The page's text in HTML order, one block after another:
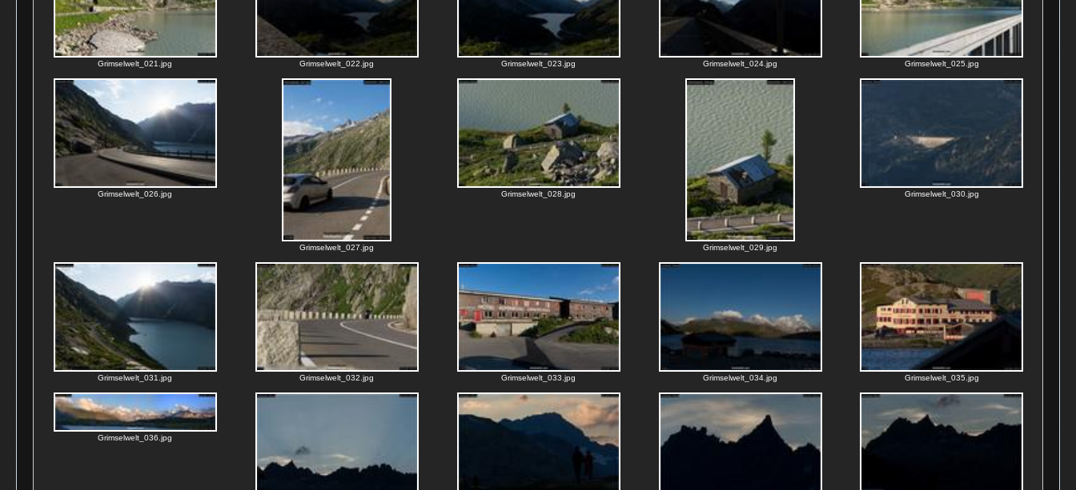
Grimselwelt_021.jpg Grimselwelt_022.jpg Grimselwelt_023.jpg Grimselwelt_024.jpg Grimselwelt_025.jpg
Grimselwelt_026.jpg
Grimselwelt_027.jpg
Grimselwelt_028.jpg
Grimselwelt_029.jpg
Grimselwelt_030.jpg
Grimselwelt_031.jpg Grimselwelt_032.jpg Grimselwelt_033.jpg Grimselwelt_034.jpg Grimselwelt_035.jpg
Grimselwelt_036.jpg